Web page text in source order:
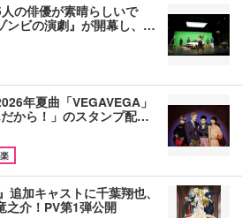
の俳優が素晴らしいで
ンビの演劇』が開幕し、…
年夏曲「VEGAVEGA」
から！」のスタンプ配…
加キャストに千葉翔也、
之介！PV第1弾公開